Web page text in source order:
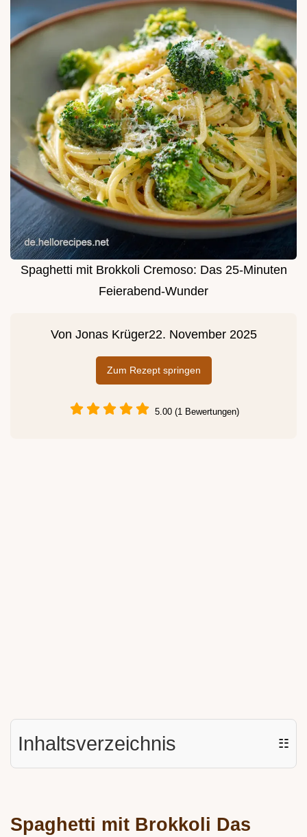
Spaghetti mit Brokkoli Cremoso: Das 25-Minuten
Feierabend-Wunder
Von Jonas Krüger22. November 2025
Zum Rezept springen
5.00 (1 Bewertungen)
Inhaltsverzeichnis ☷
Spaghetti mit Brokkoli Das